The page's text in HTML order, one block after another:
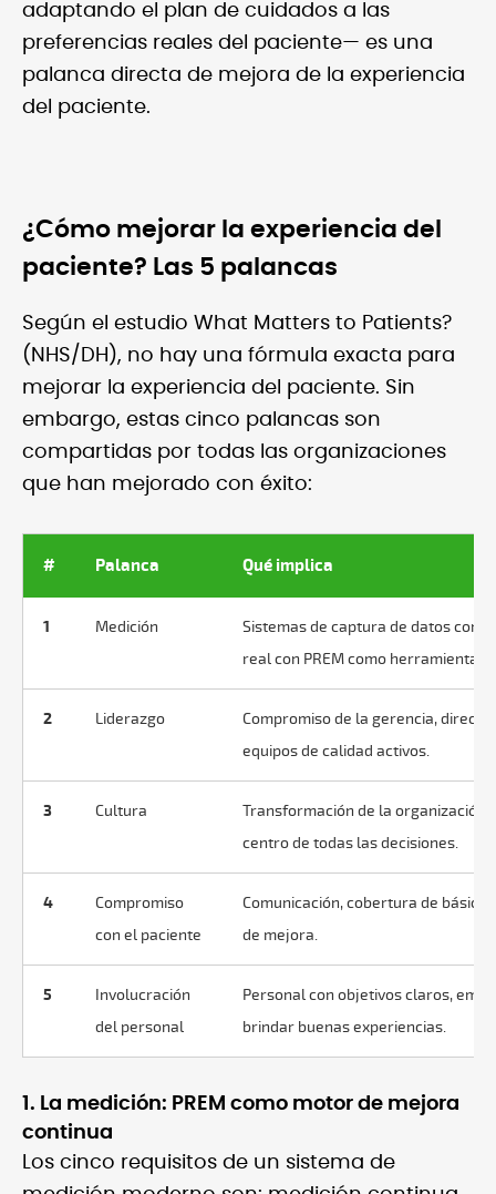
adaptando el plan de cuidados a las
preferencias reales del paciente— es una
palanca directa de mejora de la experiencia
del paciente.
¿Cómo mejorar la experiencia del
paciente? Las 5 palancas
Según el estudio What Matters to Patients?
(NHS/DH), no hay una fórmula exacta para
mejorar la experiencia del paciente. Sin
embargo, estas cinco palancas son
compartidas por todas las organizaciones
que han mejorado con éxito:
# Palanca Qué implica
1 Medición
Sistemas de captura de datos
real con PREM como herramienta
2 Liderazgo
Compromiso de la gerencia,
equipos de calidad activos.
3 Cultura
Transformación de la organización
centro de todas las decisiones.
4
Compromiso
con el paciente
Comunicación, cobertura de
de mejora.
5
Involucración
del personal
Personal con objetivos claros,
brindar buenas experiencias.
1. La medición: PREM como motor de mejora
continua
Los cinco requisitos de un sistema de